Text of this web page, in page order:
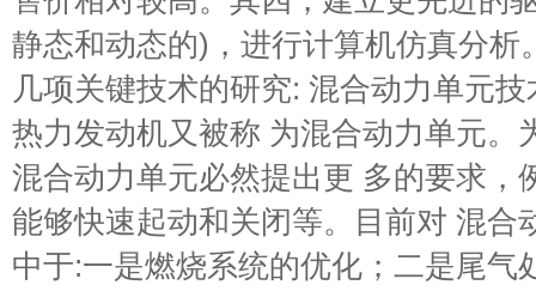
静态和动态的)，进行计算机仿真分析
几项关键技术的研究: 混合动力单元
热力发动机又被称 为混合动力单元。
混合动力单元必然提出更 多的要求，
能够快速起动和关闭等。目前对 混合
中于:一是燃烧系统的优化；二是尾气